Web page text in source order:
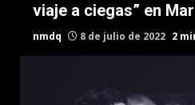
viaje a ciegas” en
nmdq 8 de julio de 2022 2